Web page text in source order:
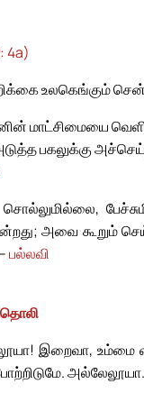
4a)
உலகெங்கும்
மாட்சிமையை
பகலுக்கு
அவை கூறும்
பல்லவி
இறைவா, உம்மை
அல்லேலூயா.